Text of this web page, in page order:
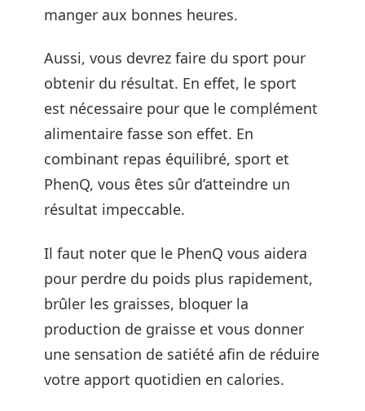
manger aux bonnes heures.
Aussi, vous devrez faire du sport pour
obtenir du résultat. En effet, le sport
est nécessaire pour que le complément
alimentaire fasse son effet. En
combinant repas équilibré, sport et
PhenQ, vous êtes sûr d’atteindre un
résultat impeccable.
Il faut noter que le PhenQ vous aidera
pour perdre du poids plus rapidement,
brûler les graisses, bloquer la
production de graisse et vous donner
une sensation de satiété afin de réduire
votre apport quotidien en calories.